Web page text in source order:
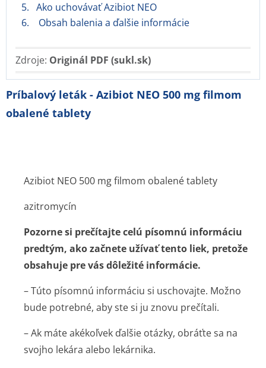
5. Ako uchovávať Azibiot NEO
6. Obsah balenia a ďalšie informácie
Zdroje: Originál PDF (sukl.sk)
Príbalový leták - Azibiot NEO 500 mg filmom
obalené tablety
Azibiot NEO 500 mg filmom obalené tablety
azitromycín
Pozorne si prečítajte celú písomnú informáciu
predtým, ako začnete užívať tento liek, pretože
obsahuje pre vás dôležité informácie.
– Túto písomnú informáciu si uschovajte. Možno
bude potrebné, aby ste si ju znovu prečítali.
– Ak máte akékoľvek ďalšie otázky, obráťte sa na
svojho lekára alebo lekárnika.